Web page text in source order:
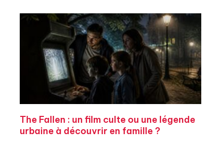
The Fallen : un film culte ou une légende
urbaine à découvrir en famille ?